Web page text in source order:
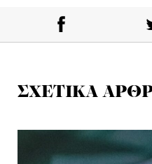
ΣΧΕΤΙΚΑ